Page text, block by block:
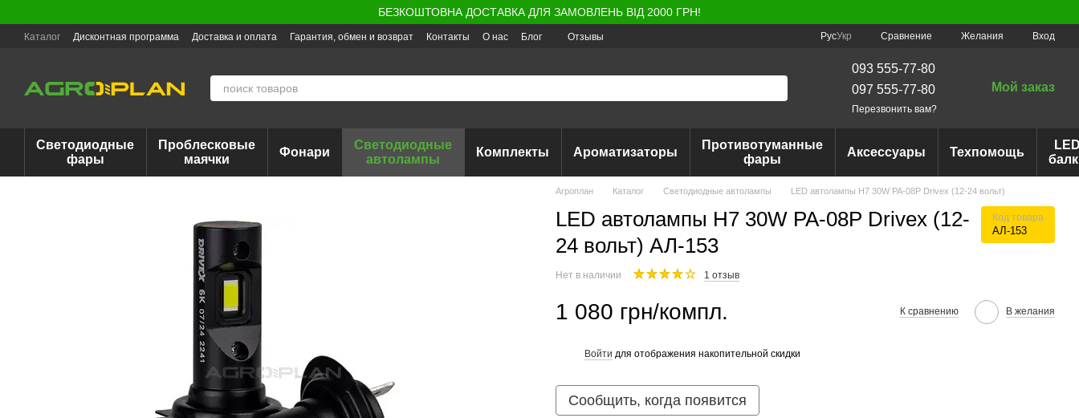
БЕЗКОШТОВНА ДОСТАВКА ДЛЯ ЗАМОВЛЕНЬ ВІД 2000 ГРН!
Каталог Дисконтная программа Доставка и оплата Гарантия, обмен и возврат Контакты О нас Блог Отзывы РусУкр Сравнение Желания Вход
093 555-77-80
097 555-77-80
Перезвонить вам?
Мой заказ
Светодиодные
фары
Проблесковые
маячки
Фонари
Светодиодные
автолампы
Комплекты Ароматизаторы
Противотуманные
фары
Аксессуары Техпомощь
Агроплан Каталог Светодиодные автолампы LED автолампы H7 30W PA-08Р Drivex (12-24 вольт)
LED автолампы H7 30W PA-08Р Drivex (12-
24 вольт) АЛ-153
Код товара
АЛ-153
Нет в наличии 1 отзыв
1 080 грн/компл. К сравнению В желания
Войти для отображения накопительной скидки
Сообщить, когда появится